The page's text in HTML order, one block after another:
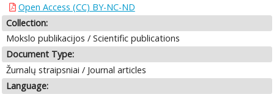
Open Access (CC) BY-NC-ND
Collection:
Mokslo publikacijos / Scientific publications
Document Type:
Žurnalų straipsniai / Journal articles
Language: